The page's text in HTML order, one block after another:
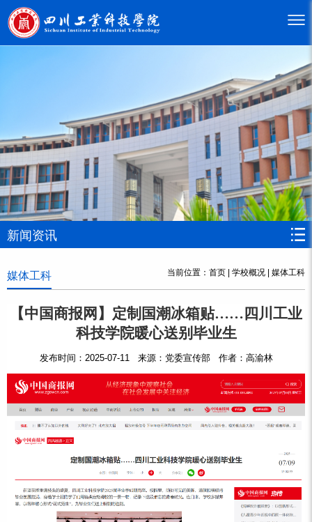
新闻资讯
媒体工科 当前位置： 首页 | 学校概况 | 媒体工科
【中国商报网】定制国潮冰箱贴……四川工业
科技学院暖心送别毕业生
发布时间：2025-07-11 来源：党委宣传部 作者：高渝林